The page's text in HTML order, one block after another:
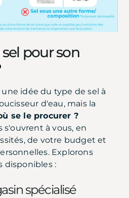
pour son
idée du type de sel à
d'eau, mais la
se le procurer ?
s'ouvrent à vous, en
de votre budget et
Explorons
disponibles :
spécialisé